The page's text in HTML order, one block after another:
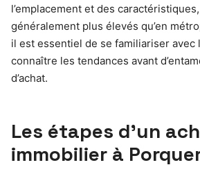
l’emplacement et des
généralement plus élevés qu’en
il est essentiel de se familiariser avec
connaître les tendances avant
d’achat.
Les étapes d’un
immobilier à